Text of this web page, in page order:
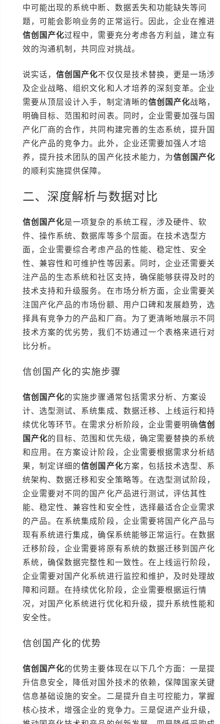
中可能出现的系统中断、数据丢失和功能缺失等问
题，可能会影响业务的正常运行。因此，企业在推进
信创国产化过程中，需要充分考虑各方利益，建立有
效的沟通机制，共同应对挑战。
说实话，信创国产化不仅仅是技术替换，更是一场涉
及企业战略、组织文化和人才培养的深刻变革。企业
需要从顶层设计入手，制定清晰的信创国产化战略，
明确目标、范围和时间表。同时，企业需要加强与国
产化厂商的合作，共同构建完善的生态系统，提升国
产化产品的竞争力。此外，企业还需要加强人才培
养，提升技术团队的国产化技术能力，为信创国产化
的顺利实施提供保障。
二、深度解析与数据对比
信创国产化是一项复杂的系统工程，涉及硬件、软
件、操作系统、数据库等多个层面。在技术选型方
面，企业需要综合考虑产品的性能、稳定性、安全
性、兼容性和可维护性等因素。同时，企业还需要关
注产品的生态系统和社区支持，确保能够获得及时的
技术支持和升级服务。在市场分析方面，企业需要关
注国产化产品的市场份额、用户口碑和发展趋势，选
择具有竞争力的产品和厂商。为了更清晰地展示不同
技术方案的优劣势，我们不妨通过一个表格来进行对
比分析。
信创国产化的实施步骤
信创国产化的实施步骤通常包括需求分析、方案设
计、选型测试、系统集成、数据迁移、上线运行和持
续优化等环节。在需求分析阶段，企业需要明确信创
国产化的目标、范围和优先级，确定需要替换的系统
和应用。在方案设计阶段，企业需要根据需求分析结
果，制定详细的信创国产化方案，包括技术选型、系
统架构、数据迁移和安全策略等。在选型测试阶段，
企业需要对不同的国产化产品进行测试，评估其性
能、稳定性、兼容性和安全性，选择最适合企业需求
的产品。在系统集成阶段，企业需要将国产化产品与
现有系统进行集成，确保系统能够正常运行。在数据
迁移阶段，企业需要将原有系统的数据迁移到国产化
系统，确保数据完整性和一致性。在上线运行阶段，
企业需要对国产化系统进行监控和维护，及时处理故
障和问题。在持续优化阶段，企业需要根据运行情
况，对国产化系统进行优化和升级，提升系统性能和
安全性。
信创国产化的优势
信创国产化的优势主要体现在以下几个方面：一是提
升信息安全，降低对国外技术的依赖，保障国家关键
信息基础设施的安全。二是提升自主可控能力，掌握
核心技术，增强企业的竞争力。三是促进产业升级，